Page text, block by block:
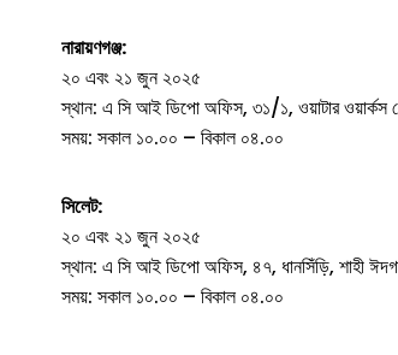
নারায়ণগঞ্জ:
২০ এবং ২১ জুন ২০২৫
স্থান: এ সি আই ডিপো অফিস, ৩১/১, ওয়াটার ওয়ার্কস
সময়: সকাল ১০.০০ – বিকাল ০৪.০০
সিলেট:
২০ এবং ২১ জুন ২০২৫
স্থান: এ সি আই ডিপো অফিস, ৪৭, ধানসিঁড়ি, শাহী
সময়: সকাল ১০.০০ – বিকাল ০৪.০০